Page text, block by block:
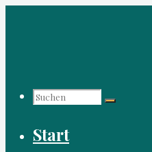
Suchen
nach:
Start